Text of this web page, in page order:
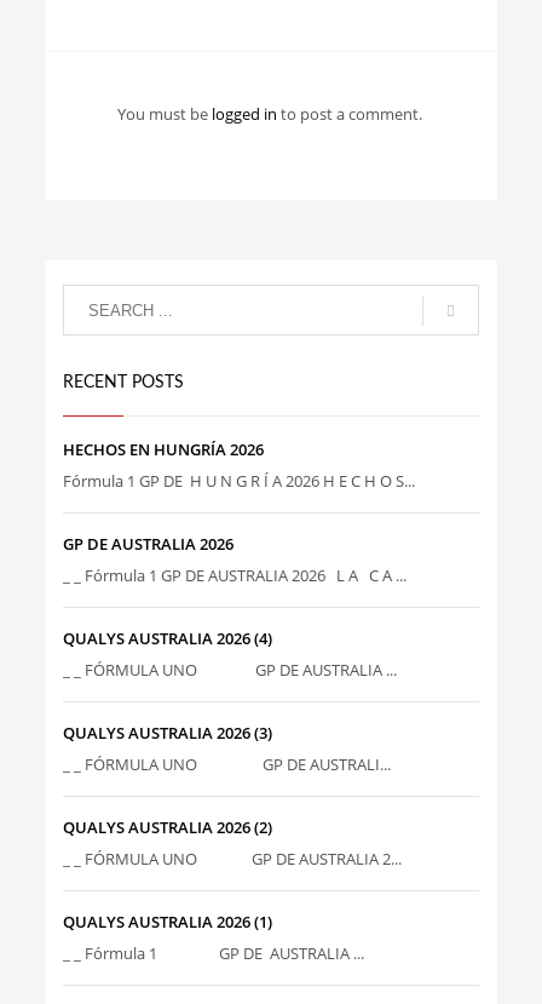
You must be logged into post a comment.
RECENT POSTS
HECHOS EN HUNGRÍA 2026
Fórmula 1 GP DE H U N G R Í A 2026 H E C H O S...
GP DE AUSTRALIA 2026
_ _ Fórmula 1 GP DE AUSTRALIA 2026 L A C A ...
QUALYS AUSTRALIA 2026 (4)
_ _ FÓRMULA UNO GP DE AUSTRALIA ...
QUALYS AUSTRALIA 2026 (3)
_ _ FÓRMULA UNO GP DE AUSTRALI...
QUALYS AUSTRALIA 2026 (2)
_ _ FÓRMULA UNO GP DE AUSTRALIA 2...
QUALYS AUSTRALIA 2026 (1)
_ _ Fórmula 1 GP DE AUSTRALIA ...